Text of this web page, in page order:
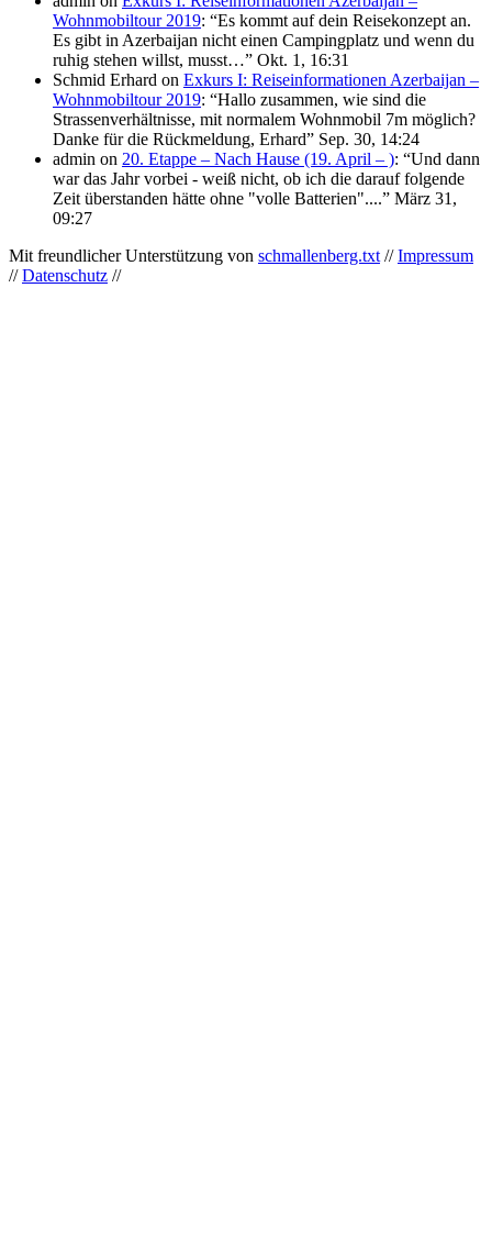
Wohnmobiltour 2019: “Es kommt auf dein Reisekonzept an.
Es gibt in Azerbaijan nicht einen Campingplatz und wenn du
ruhig stehen willst, musst…” Okt. 1, 16:31
Schmid Erhard on Exkurs I: Reiseinformationen Azerbaijan –
Wohnmobiltour 2019: “Hallo zusammen, wie sind die
Strassenverhältnisse, mit normalem Wohnmobil 7m möglich?
Danke für die Rückmeldung, Erhard” Sep. 30, 14:24
admin on 20. Etappe – Nach Hause (19. April – ): “Und dann
war das Jahr vorbei - weiß nicht, ob ich die darauf folgende
Zeit überstanden hätte ohne "volle Batterien"....” März 31,
09:27
Mit freundlicher Unterstützung von schmallenberg.txt //Impressum
//Datenschutz //